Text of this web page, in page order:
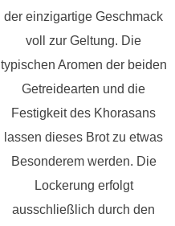
der einzigartige Geschmack
voll zur Geltung. Die
typischen Aromen der beiden
Getreidearten und die
Festigkeit des Khorasans
lassen dieses Brot zu etwas
Besonderem werden. Die
Lockerung erfolgt
ausschließlich durch den